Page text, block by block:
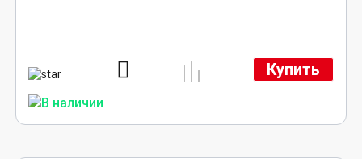
Купить